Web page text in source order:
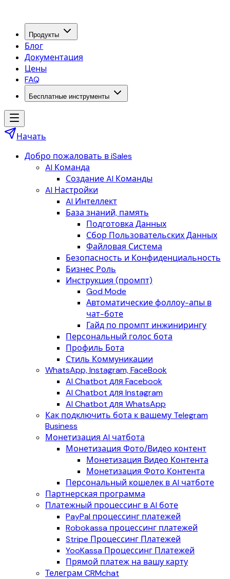
Продукты
Блог
Документация
Цены
FAQ
Бесплатные инструменты
Начать
Добро пожаловать в iSales
AI Команда
Создание AI Команды
AI Настройки
AI Интеллект
База знаний, память
Подготовка Данных
Сбор Пользовательских Данных
Файловая Система
Безопасность и Конфиденциальность
Бизнес Роль
Инструкция (промпт)
God Mode
Автоматические фоллоу-апы в
чат-боте
Гайд по промпт инжинирингу
Персональный голос бота
Профиль Бота
Стиль Коммуникации
WhatsApp, Instagram, FaceBook
AI Chatbot для Facebook
AI Chatbot для Instagram
AI Chatbot для WhatsApp
Как подключить бота к вашему Telegram
Business
Монетизация AI чатбота
Монетизация Фото/Видео контент
Монетизация Видео Контента
Монетизация Фото Контента
Персональный кошелек в AI чатботе
Партнерская программа
Платежный процессинг в AI боте
PayPal процессинг платежей
Robokassa процессинг платежей
Stripe Процессинг Платежей
YooKassa Процессинг Платежей
Прямой платеж на вашу карту
Телеграм CRMchat